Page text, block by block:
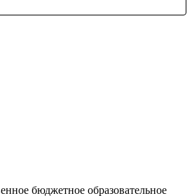
бюджетное образовательное